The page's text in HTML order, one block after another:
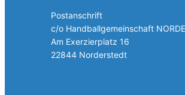
Postanschrift
c/o Handballgemeinschaft
Am Exerzierplatz 16
22844 Norderstedt